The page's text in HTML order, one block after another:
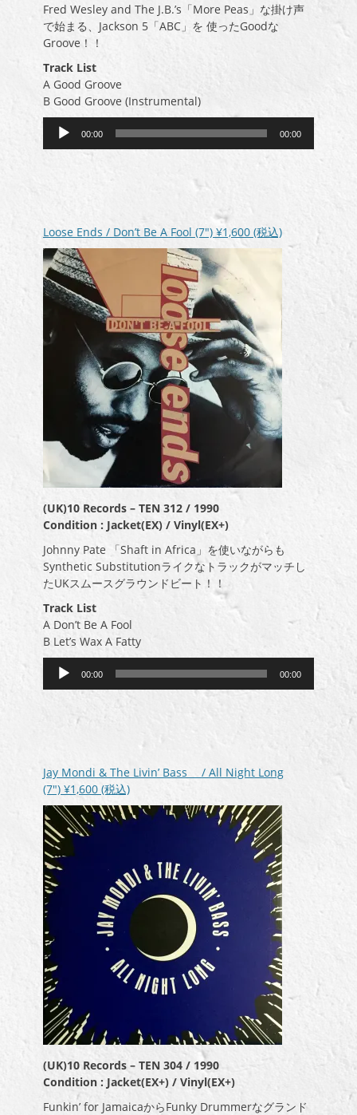
Fred Wesley and The J.B.’s「More Peas」な掛け声
で始まる、Jackson 5「ABC」を 使ったGoodな
Groove！！
Track List
A Good Groove
B Good Groove (Instrumental)
ー
00:00 00:00
Loose Ends / Don’t Be A Fool (7″) ¥1,600 (税込)
(UK)10 Records – TEN 312 / 1990
Condition : Jacket(EX) / Vinyl(EX+)
Johnny Pate 「Shaft in Africa」を使いながらも
Synthetic Substitutionライクなトラックがマッチし
たUKスムースグラウンドビート！！
Track List
A Don’t Be A Fool
B Let’s Wax A Fatty
ー
00:00 00:00
Jay Mondi & The Livin’ Bass / All Night Long
(7″) ¥1,600 (税込)
(UK)10 Records – TEN 304 / 1990
Condition : Jacket(EX+) / Vinyl(EX+)
Funkin’ for JamaicaからFunky Drummerなグランド